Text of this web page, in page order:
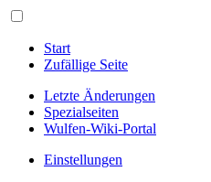
Start
Zufällige Seite
Letzte Änderungen
Spezialseiten
Wulfen-Wiki-Portal
Einstellungen